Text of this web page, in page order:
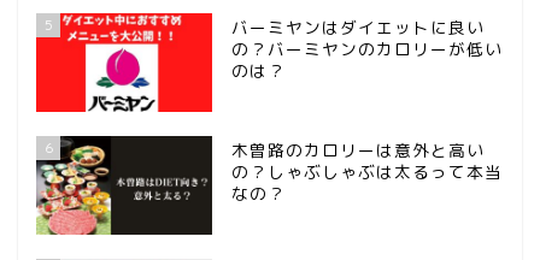
5
バーミヤンはダイエットに良い
の？バーミヤンのカロリーが低い
のは？
6
木曽路のカロリーは意外と高い
の？しゃぶしゃぶは太るって本当
なの？